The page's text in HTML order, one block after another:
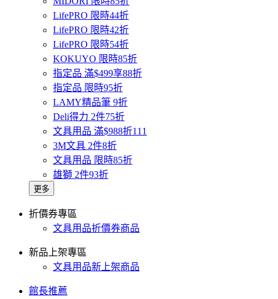
LifePRO 限時44折
LifePRO 限時42折
LifePRO 限時54折
KOKUYO 限時85折
指定品 滿$499享88折
指定品 限時95折
LAMY精品筆 9折
Deli得力 2件75折
文具用品 滿$988折111
3M文具 2件8折
文具用品 限時85折
雄獅 2件93折
更多
折價券專區
文具用品折價券商品
新品上架專區
文具用品新上架商品
館長推薦